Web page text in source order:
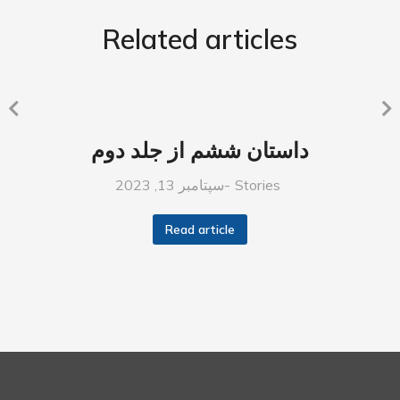
Related articles
داستان ششم از جلد دوم
Stories سپتامبر 13, 2023
Read article